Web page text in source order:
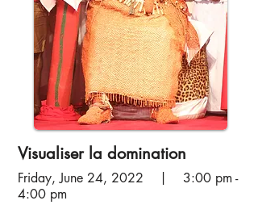
Visualiser la domination
Friday, June 24, 2022 | 3:00 pm -
4:00 pm